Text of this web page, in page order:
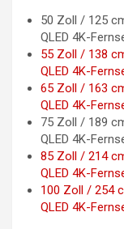
50 Zoll / 125
QLED 4K-
55 Zoll / 138
QLED 4K-
65 Zoll / 163
QLED 4K-
75 Zoll / 189
QLED 4K-
85 Zoll / 214
QLED 4K-
100 Zoll / 254
QLED 4K-